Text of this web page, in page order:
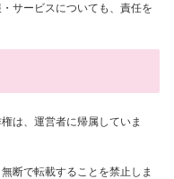
サービスについても、責任を
は、運営者に帰属していま
断で転載することを禁止しま